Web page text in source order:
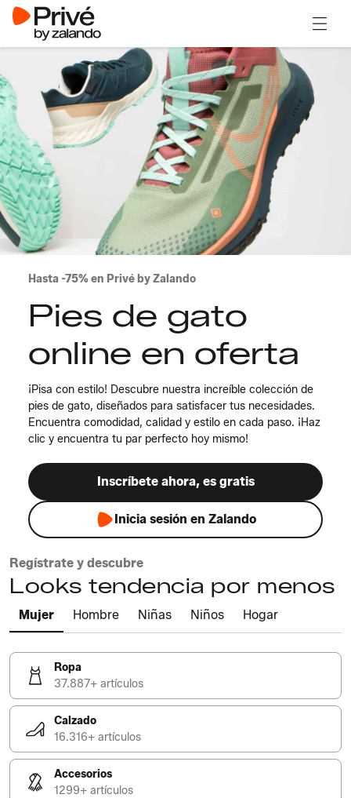
Hasta -75% en Privé by Zalando
Pies de gato
online en oferta
¡Pisa con estilo! Descubre nuestra increíble colección de
pies de gato, diseñados para satisfacer tus necesidades.
Encuentra comodidad, calidad y estilo en cada paso. ¡Haz
clic y encuentra tu par perfecto hoy mismo!
Inscríbete ahora, es gratis
Inicia sesión en Zalando
Regístrate y descubre
Looks tendencia por menos
Mujer Hombre Niñas Niños Hogar
Ropa
37.887+ artículos
Calzado
16.316+ artículos
Accesorios
1299+ artículos